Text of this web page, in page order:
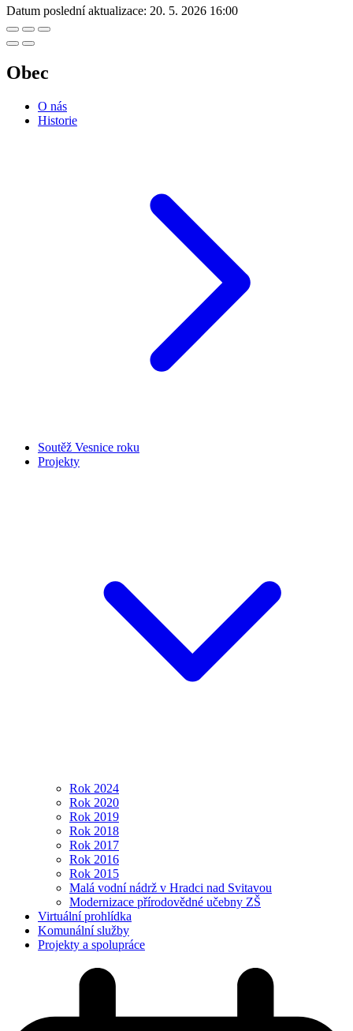
Datum poslední aktualizace: 20. 5. 2026 16:00
Obec
O nás
Historie
Soutěž Vesnice roku
Projekty
Rok 2024
Rok 2020
Rok 2019
Rok 2018
Rok 2017
Rok 2016
Rok 2015
Malá vodní nádrž v Hradci nad Svitavou
Modernizace přírodovědné učebny ZŠ
Virtuální prohlídka
Komunální služby
Projekty a spolupráce